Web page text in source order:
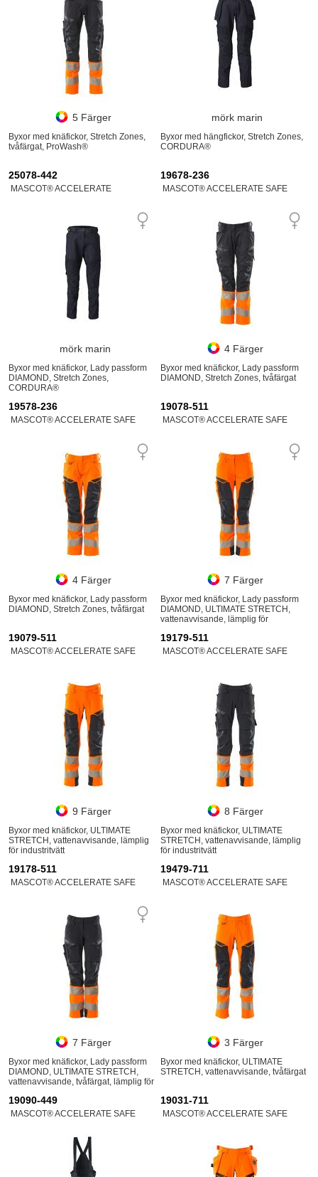
5 Färger
Byxor med knäfickor, Stretch Zones,
tvåfärgat, ProWash®
mörk marin
Byxor med hängfickor, Stretch Zones,
CORDURA®
25078-442
MASCOT® ACCELERATE
mörk marin
Byxor med knäfickor, Lady passform
DIAMOND, Stretch Zones,
CORDURA®
19678-236
MASCOT® ACCELERATE SAFE
4 Färger
Byxor med knäfickor, Lady passform
DIAMOND, Stretch Zones, tvåfärgat
19578-236
MASCOT® ACCELERATE SAFE
4 Färger
Byxor med knäfickor, Lady passform
DIAMOND, Stretch Zones, tvåfärgat
19078-511
MASCOT® ACCELERATE SAFE
7 Färger
Byxor med knäfickor, Lady passform
DIAMOND, ULTIMATE STRETCH,
vattenavvisande, lämplig för
19079-511
MASCOT® ACCELERATE SAFE
9 Färger
Byxor med knäfickor, ULTIMATE
STRETCH, vattenavvisande, lämplig
för industritvätt
19179-511
MASCOT® ACCELERATE SAFE
8 Färger
Byxor med knäfickor, ULTIMATE
STRETCH, vattenavvisande, lämplig
för industritvätt
19178-511
MASCOT® ACCELERATE SAFE
7 Färger
Byxor med knäfickor, Lady passform
DIAMOND, ULTIMATE STRETCH,
vattenavvisande, tvåfärgat, lämplig för
19479-711
MASCOT® ACCELERATE SAFE
3 Färger
Byxor med knäfickor, ULTIMATE
STRETCH, vattenavvisande, tvåfärgat
19090-449
MASCOT® ACCELERATE SAFE
19031-711
MASCOT® ACCELERATE SAFE